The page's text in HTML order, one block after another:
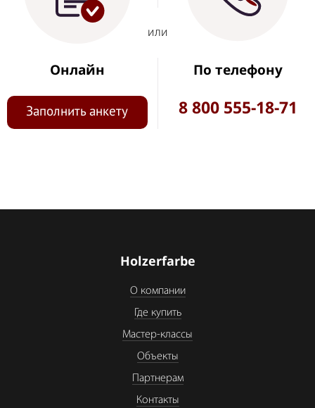
Онлайн
Заполнить анкету
или
По телефону
8 800 555-18-71
Holzerfarbe
О компании
Где купить
Мастер-классы
Объекты
Партнерам
Контакты